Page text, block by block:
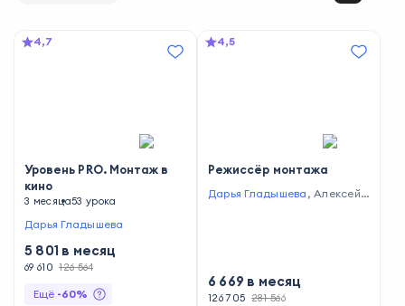
4,7
Уровень PRO. Монтаж в
кино
3 месяца53 урока
Дарья Гладышева
5 801 в месяц
69 610 126 564
Ещё -60%
4,5
Режиссёр монтажа
Дарья Гладышева ,Алексей
6 669 в месяц
126 705 281 566